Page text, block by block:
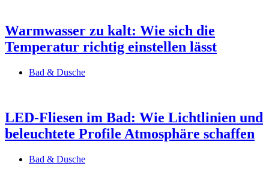
Warmwasser zu kalt: Wie sich die
Temperatur richtig einstellen lässt
Bad & Dusche
LED-Fliesen im Bad: Wie Lichtlinien und
beleuchtete Profile Atmosphäre schaffen
Bad & Dusche